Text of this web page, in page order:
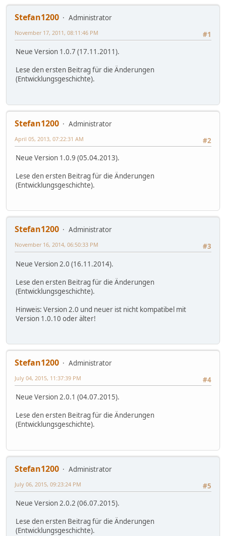
Stefan1200
Administrator
#1
November 17, 2011, 08:11:46 PM
Neue Version 1.0.7 (17.11.2011).
Lese den ersten Beitrag für die Änderungen
(Entwicklungsgeschichte).
Stefan1200
Administrator
#2
April 05, 2013, 07:22:31 AM
Neue Version 1.0.9 (05.04.2013).
Lese den ersten Beitrag für die Änderungen
(Entwicklungsgeschichte).
Stefan1200
Administrator
#3
November 16, 2014, 06:50:33 PM
Neue Version 2.0 (16.11.2014).
Lese den ersten Beitrag für die Änderungen
(Entwicklungsgeschichte).
Hinweis: Version 2.0 und neuer ist nicht kompatibel mit
Version 1.0.10 oder älter!
Stefan1200
Administrator
#4
July 04, 2015, 11:37:39 PM
Neue Version 2.0.1 (04.07.2015).
Lese den ersten Beitrag für die Änderungen
(Entwicklungsgeschichte).
Stefan1200
Administrator
#5
July 06, 2015, 09:23:24 PM
Neue Version 2.0.2 (06.07.2015).
Lese den ersten Beitrag für die Änderungen
(Entwicklungsgeschichte).